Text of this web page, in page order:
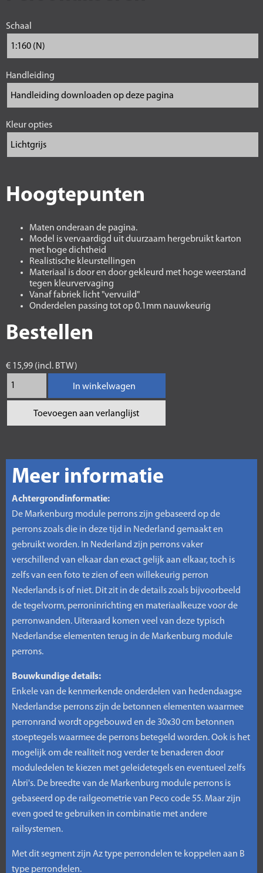
Schaal
Handleiding
Kleur opties
Hoogtepunten
Maten onderaan de pagina.
Model is vervaardigd uit duurzaam hergebruikt karton
met hoge dichtheid
Realistische kleurstellingen
Materiaal is door en door gekleurd met hoge weerstand
tegen kleurvervaging
Vanaf fabriek licht "vervuild"
Onderdelen passing tot op 0.1mm nauwkeurig
Bestellen
€ 15,99 (incl. BTW)
In winkelwagen
Toevoegen aan verlanglijst
Meer informatie
Achtergrondinformatie:
De Markenburg module perrons zijn gebaseerd op de
perrons zoals die in deze tijd in Nederland gemaakt en
gebruikt worden. In Nederland zijn perrons vaker
verschillend van elkaar dan exact gelijk aan elkaar, toch is
zelfs van een foto te zien of een willekeurig perron
Nederlands is of niet. Dit zit in de details zoals bijvoorbeeld
de tegelvorm, perroninrichting en materiaalkeuze voor de
perronwanden. Uiteraard komen veel van deze typisch
Nederlandse elementen terug in de Markenburg module
perrons.
Bouwkundige details:
Enkele van de kenmerkende onderdelen van hedendaagse
Nederlandse perrons zijn de betonnen elementen waarmee
perronrand wordt opgebouwd en de 30x30 cm betonnen
stoeptegels waarmee de perrons betegeld worden. Ook is het
mogelijk om de realiteit nog verder te benaderen door
moduledelen te kiezen met geleidetegels en eventueel zelfs
Abri's. De breedte van de Markenburg module perrons is
gebaseerd op de railgeometrie van Peco code 55. Maar zijn
even goed te gebruiken in combinatie met andere
railsystemen.
Met dit segment zijn Az type perrondelen te koppelen aan B
type perrondelen.